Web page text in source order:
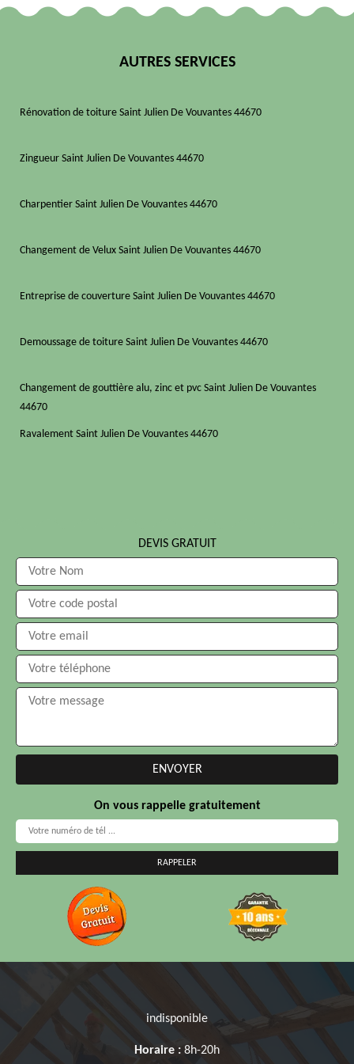
AUTRES SERVICES
Rénovation de toiture Saint Julien De Vouvantes 44670
Zingueur Saint Julien De Vouvantes 44670
Charpentier Saint Julien De Vouvantes 44670
Changement de Velux Saint Julien De Vouvantes 44670
Entreprise de couverture Saint Julien De Vouvantes 44670
Demoussage de toiture Saint Julien De Vouvantes 44670
Changement de gouttière alu, zinc et pvc Saint Julien De Vouvantes
44670
Ravalement Saint Julien De Vouvantes 44670
DEVIS GRATUIT
On vous rappelle gratuitement
indisponible
Horaire : 8h-20h